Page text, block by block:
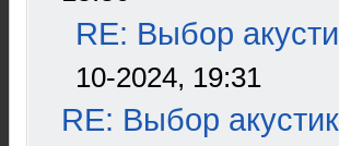
RE: Выбор
10-2024, 19:31
RE: Выбор